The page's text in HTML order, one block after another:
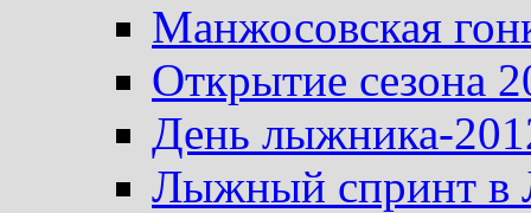
Манжосовская
Открытие сезона
День лыжника-
Лыжный спринт в